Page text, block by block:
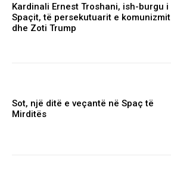
Kardinali Ernest Troshani, ish-burgu i
Spaçit, të persekutuarit e komunizmit
dhe Zoti Trump
Sot, një ditë e veçantë në Spaç të
Mirditës